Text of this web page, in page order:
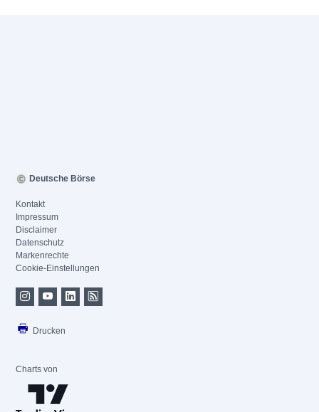
Deutsche Börse
Kontakt
Impressum
Disclaimer
Datenschutz
Markenrechte
Cookie-Einstellungen
Drucken
Charts von